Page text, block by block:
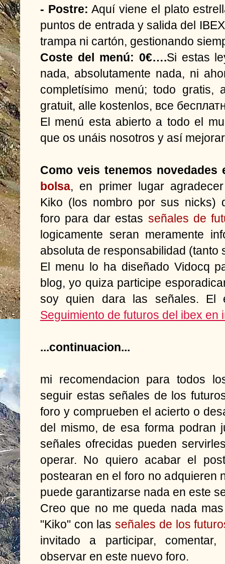
- Postre: Aquí viene el plato
puntos de entrada y salida del
trampa ni cartón, gestionando
Coste del menú: 0€….Si estas
nada, absolutamente nada, ni
completísimo menú; todo gratis,
gratuit, alle kostenlos, все
El menú esta abierto a todo el
que os unáis nosotros y así
Como veis tenemos
bolsa, en primer lugar
Kiko (los nombro por sus nicks)
foro para dar estas señales de
logicamente seran meramente
absoluta de responsabilidad (tanto
El menu lo ha diseñado Vidocq
blog, yo quiza participe
soy quien dara las señales. El
Seguimiento de futuros del ibex en
...continuacion...
mi recomendacion para todos
seguir estas señales de los
foro y comprueben el acierto o
del mismo, de esa forma podran
señales ofrecidas pueden
operar. No quiero acabar el
postearan en el foro no adquieren
puede garantizarse nada en este
Creo que no me queda nada
"Kiko" con lasseñales de los
invitado a participar, comentar,
observar en este nuevo foro.